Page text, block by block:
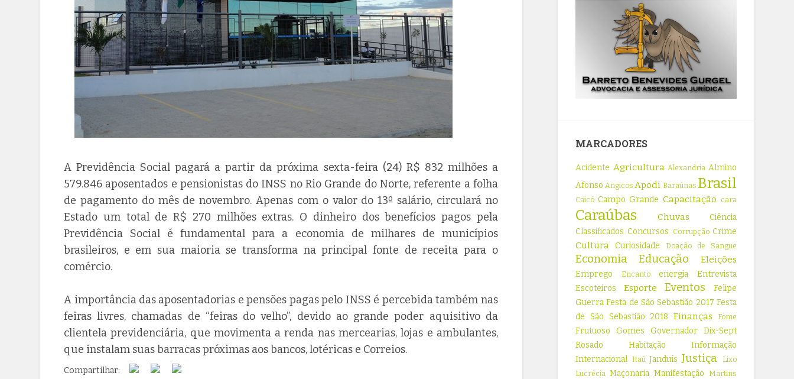
A Previdência Social pagará a partir da próxima sexta-feira (24) R$ 832 milhões a
579.846 aposentados e pensionistas do INSS no Rio Grande do Norte, referente a folha
de pagamento do mês de novembro. Apenas com o valor do 13º salário, circulará no
Estado um total de R$ 270 milhões extras. O dinheiro dos benefícios pagos pela
Previdência Social é fundamental para a economia de milhares de municípios
brasileiros, e em sua maioria se transforma na principal fonte de receita para o
comércio.
A importância das aposentadorias e pensões pagas pelo INSS é percebida também nas
feiras livres, chamadas de “feiras do velho”, devido ao grande poder aquisitivo da
clientela previdenciária, que movimenta a renda nas mercearias, lojas e ambulantes,
que instalam suas barracas próximas aos bancos, lotéricas e Correios.
Compartilhar:
MARCADORES
Acidente Agricultura Alexandria Almino
Afonso Angicos Apodi Baraúnas Brasil
Caicó Campo Grande Capacitação cara
Caraúbas Chuvas
Ciência
Classificados Concursos Corrupção Crime
Cultura Curiosidade Doação de Sangue
Economia Educação Eleições
Emprego Encanto energia
Entrevista
Escoteiros
Esporte Eventos
Felipe
Guerra Festa de São Sebastião 2017 Festa
de São Sebastião 2018 Finanças Fome
Frutuoso Gomes
Governador Dix-Sept
Rosado
Habitação
Informação
Internacional
Itaú Janduís Justiça
Lixo
Lucrécia Maçonaria Manifestação Martins